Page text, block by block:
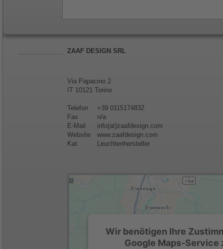
ZAAF DESIGN SRL
Via Papacino 2
IT 10121 Torino
Telefon
+39 0115174832
Fax
n/a
E-Mail
info(at)zaafdesign.com
Website
www.zaafdesign.com
Kat.
Leuchtenhersteller
Wir benötigen Ihre
Google Maps-Service